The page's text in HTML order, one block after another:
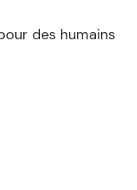
des humains